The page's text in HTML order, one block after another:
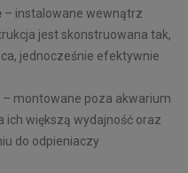
– instalowane wewnątrz
jest skonstruowana tak,
jednocześnie efektywnie
– montowane poza akwarium
ich większą wydajność oraz
do odpieniaczy